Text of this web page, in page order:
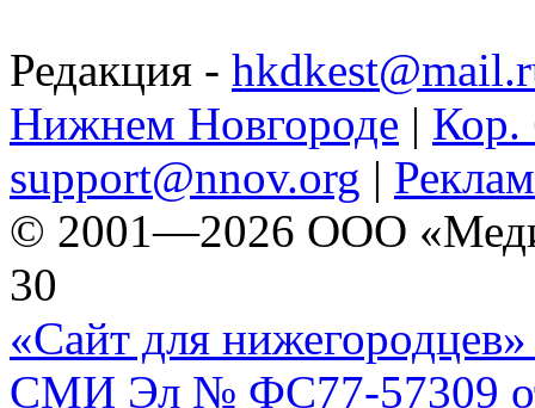
Редакция -
Нижнем Новгороде | Кор.
support@nnov.org |
© 2001—2026 ООО
30
«Сайт для нижегородцев»
СМИ Эл № ФС77-57309